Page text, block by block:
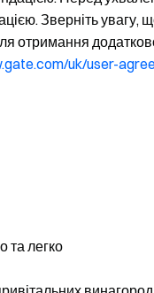
Зверніть
отримання
uk/user-
та легко